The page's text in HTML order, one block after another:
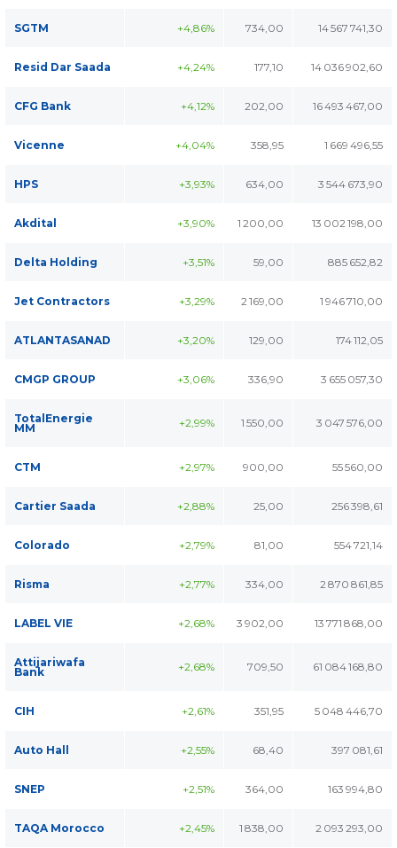
SGTM +4,86% 734,00 14 567 741,30
Resid Dar Saada +4,24% 177,10 14 036 902,60
CFG Bank +4,12% 202,00 16 493 467,00
Vicenne +4,04% 358,95 1 669 496,55
HPS +3,93% 634,00 3 544 673,90
Akdital +3,90% 1 200,00 13 002 198,00
Delta Holding +3,51% 59,00 885 652,82
Jet Contractors +3,29% 2 169,00 1 946 710,00
ATLANTASANAD +3,20% 129,00 174 112,05
CMGP GROUP +3,06% 336,90 3 655 057,30
TotalEnergie
MM +2,99% 1 550,00 3 047 576,00
CTM +2,97% 900,00 55 560,00
Cartier Saada +2,88% 25,00 256 398,61
Colorado +2,79% 81,00 554 721,14
Risma +2,77% 334,00 2 870 861,85
LABEL VIE +2,68% 3 902,00 13 771 868,00
Attijariwafa
Bank +2,68% 709,50 61 084 168,80
CIH +2,61% 351,95 5 048 446,70
Auto Hall +2,55% 68,40 397 081,61
SNEP +2,51% 364,00 163 994,80
TAQA Morocco +2,45% 1 838,00 2 093 293,00